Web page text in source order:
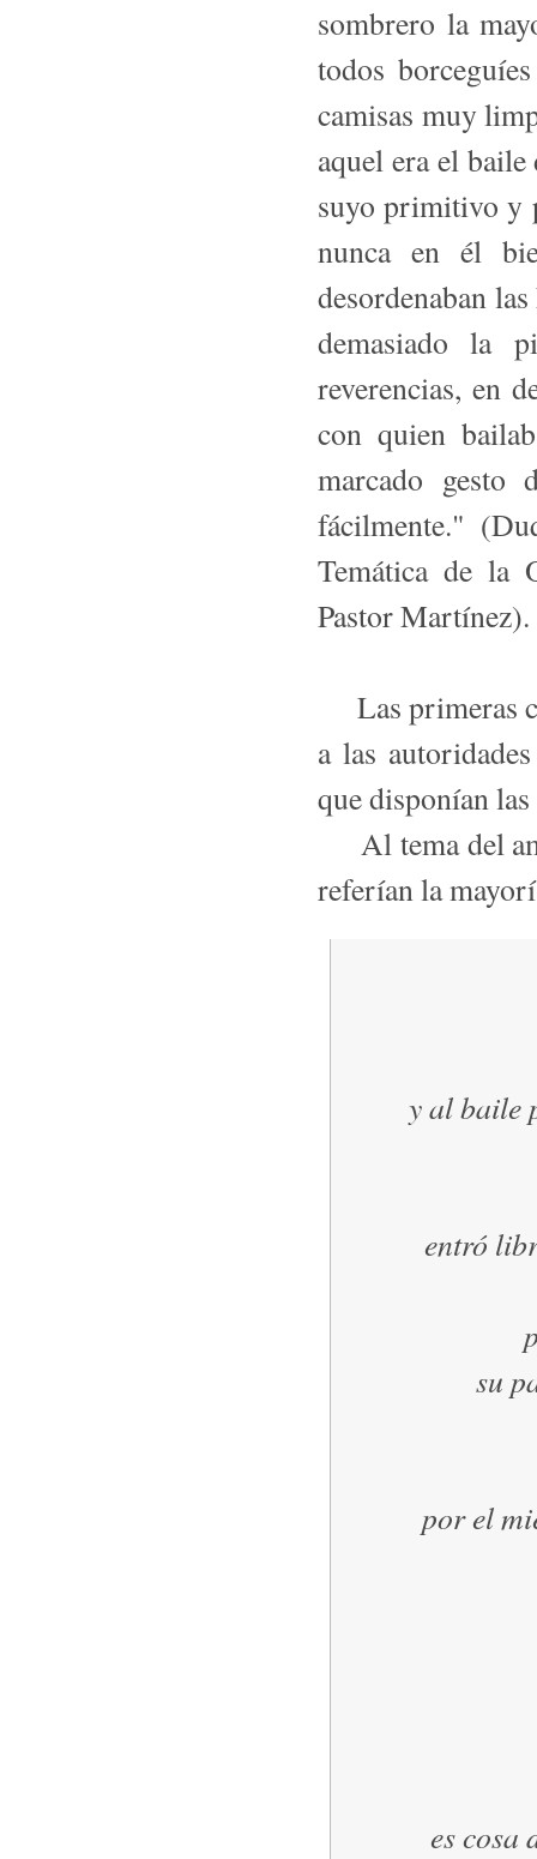
sombrero la
todos
camisas muy
aquel era el
suyo primitivo y
nunca en él
desordenaban
demasiado la
reverencias, en
con quien
marcado gesto
fácilmente."
Temática de la
Pastor Martínez).
Las primeras
a las
que disponían
Al tema del
referían la
y al baile
entró
su
por el
es cosa